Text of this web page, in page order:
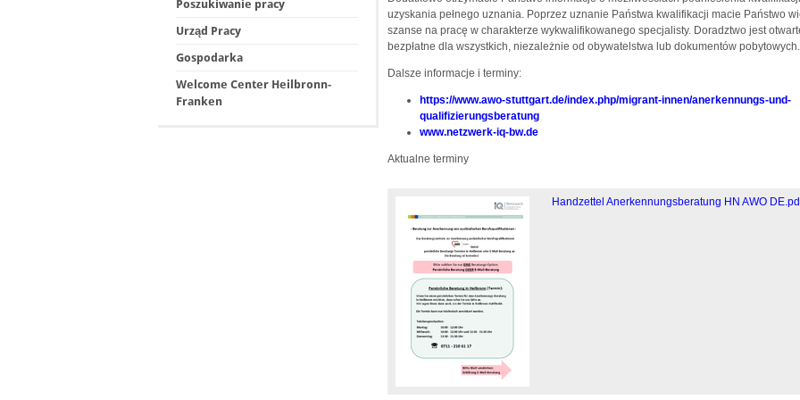
Poszukiwanie pracy
Urząd Pracy
Gospodarka
Welcome Center Heilbronn-
Franken
uzyskania pełnego uznania. Poprzez uznanie Państwa kwalifikacji macie Państwo
szanse na pracę w charakterze wykwalifikowanego specjalisty. Doradztwo jest
bezpłatne dla wszystkich, niezależnie od obywatelstwa lub dokumentów pobytowych.
Dalsze informacje i terminy:
https://www.awo-stuttgart.de/index.php/migrant-innen/anerkennungs-und-
qualifizierungsberatung
www.netzwerk-iq-bw.de
Aktualne terminy
Handzettel Anerkennungsberatung HN AWO